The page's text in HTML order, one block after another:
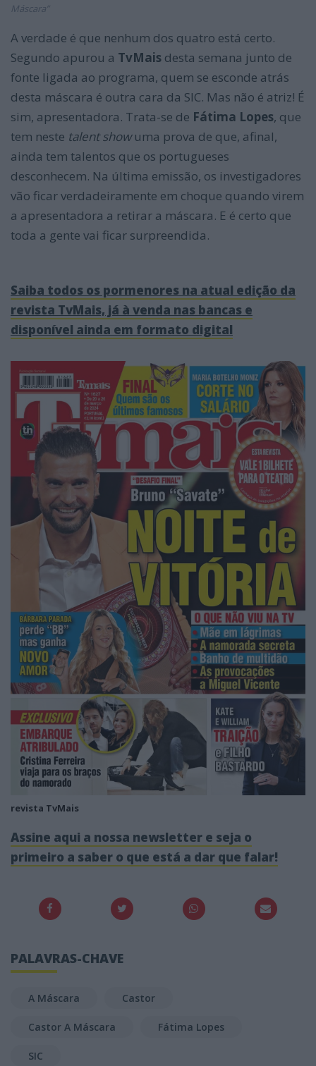
Máscara”
A verdade é que nenhum dos quatro está certo.
Segundo apurou a TvMais desta semana junto de
fonte ligada ao programa, quem se esconde atrás
desta máscara é outra cara da SIC. Mas não é atriz! É
sim, apresentadora. Trata-se de Fátima Lopes, que
tem neste talent showuma prova de que, afinal,
ainda tem talentos que os portugueses
desconhecem. Na última emissão, os investigadores
vão ficar verdadeiramente em choque quando virem
a apresentadora a retirar a máscara. E é certo que
toda a gente vai ficar surpreendida.
Saiba todos os pormenores na atual edição da
revista TvMais, já à venda nas bancas e
disponível ainda em formato digital
revista TvMais
Assine aqui a nossa newsletter e seja o
primeiro a saber o que está a dar que falar!
PALAVRAS-CHAVE
A Máscara Castor
Castor A Máscara Fátima Lopes
SIC